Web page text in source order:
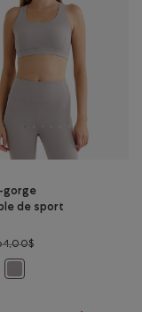
CouleurFAUCON Couleur
MARÉE BLEUE Couleur
gorge
de sport
Prix réduit de